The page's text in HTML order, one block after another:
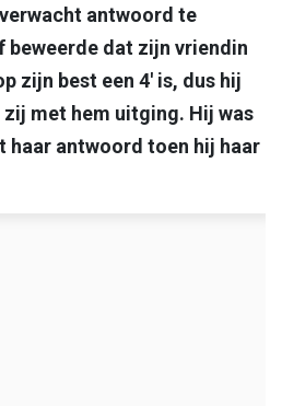
antwoord te
beweerde dat zijn vriendin
zijn best een 4' is, dus hij
met hem uitging. Hij was
haar antwoord toen hij haar